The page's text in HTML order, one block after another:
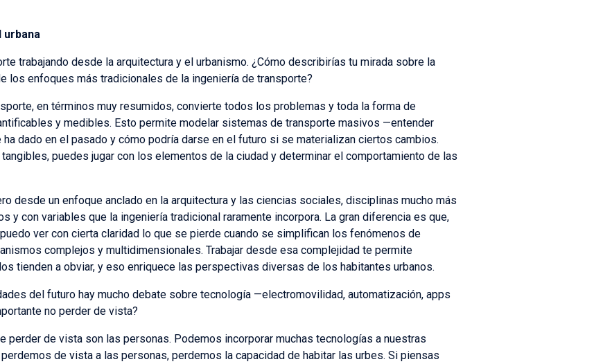
urbana
trabajando desde la arquitectura y el urbanismo. ¿Cómo describirías tu mirada sobre la
los enfoques más tradicionales de la ingeniería de transporte?
en términos muy resumidos, convierte todos los problemas y toda la forma de
y medibles. Esto permite modelar sistemas de transporte masivos —entender
dado en el pasado y cómo podría darse en el futuro si se materializan ciertos cambios.
puedes jugar con los elementos de la ciudad y determinar el comportamiento de las
desde un enfoque anclado en la arquitectura y las ciencias sociales, disciplinas mucho más
y con variables que la ingeniería tradicional raramente incorpora. La gran diferencia es que,
ver con cierta claridad lo que se pierde cuando se simplifican los fenómenos de
complejos y multidimensionales. Trabajar desde esa complejidad te permite
tienden a obviar, y eso enriquece las perspectivas diversas de los habitantes urbanos.
del futuro hay mucho debate sobre tecnología —electromovilidad, automatización, apps
no perder de vista?
perder de vista son las personas. Podemos incorporar muchas tecnologías a nuestras
de vista a las personas, perdemos la capacidad de habitar las urbes. Si piensas